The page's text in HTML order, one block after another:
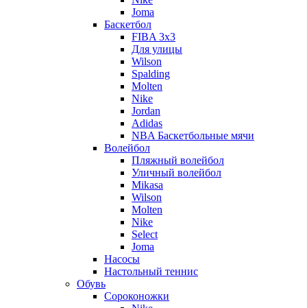
Joma
Баскетбол
FIBA 3x3
Для улицы
Wilson
Spalding
Molten
Nike
Jordan
Adidas
NBA Баскетбольные мячи
Волейбол
Пляжный волейбол
Уличный волейбол
Mikasa
Wilson
Molten
Nike
Select
Joma
Насосы
Настольный теннис
Обувь
Сороконожки